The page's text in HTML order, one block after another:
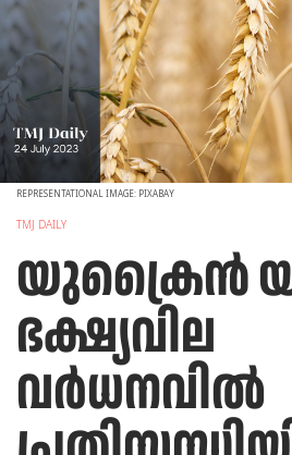
REPRESENTATIONAL IMAGE: PIXABAY
TMJ DAILY
യുക്രൈന്‍
ഭക്ഷ്യവില
വര്‍ധനവില്‍